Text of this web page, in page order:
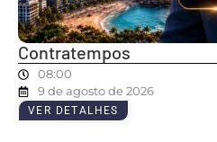
Contratempos
08:00
9 de agosto de 2026
VER DETALHES